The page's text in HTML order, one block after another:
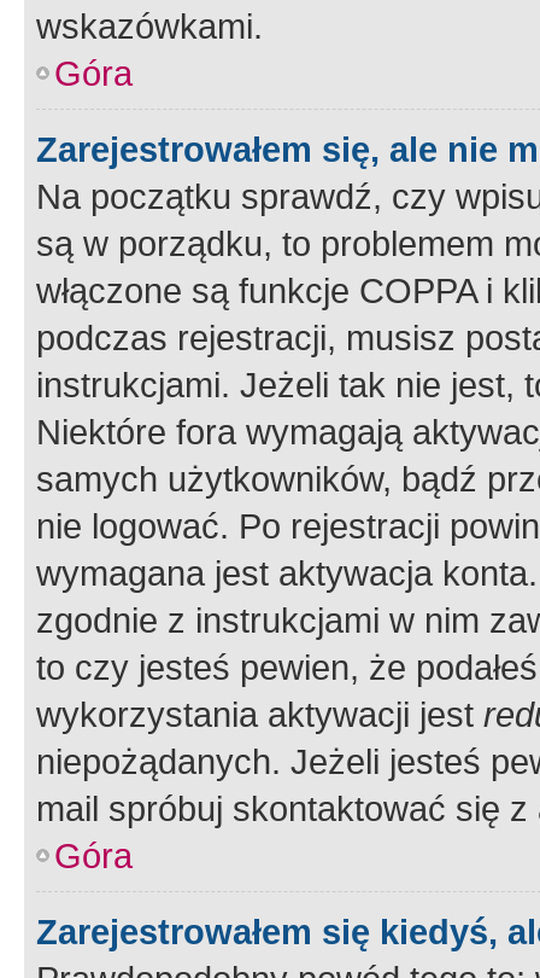
wskazówkami.
Góra
Zarejestrowałem się, ale nie
Na początku sprawdź, czy
są w porządku, to problemem
włączone są funkcje COPPA i
podczas rejestracji, musisz
instrukcjami. Jeżeli tak nie jest,
Niektóre fora wymagają
samych użytkowników, bądź
nie logować. Po rejestracji
wymagana jest aktywacja
zgodnie z instrukcjami w nim
to czy jesteś pewien, że
wykorzystania aktywacji jest
niepożądanych. Jeżeli jesteś
mail spróbuj skontaktować się
Góra
Zarejestrowałem się kiedyś,